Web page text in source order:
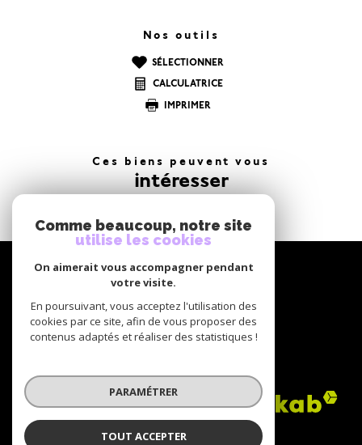
Nos outils
SÉLECTIONNER
CALCULATRICE
IMPRIMER
Ces biens peuvent vous
intéresser
suivre
© 2026 | Tous droits réservés | Traduction powered by Google |
Comme beaucoup, notre site
utilise les cookies
On aimerait vous accompagner pendant
votre visite.
En poursuivant, vous acceptez l'utilisation des
cookies par ce site, afin de vous proposer des
contenus adaptés et réaliser des statistiques !
PARAMÉTRER
TOUT ACCEPTER